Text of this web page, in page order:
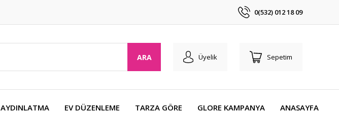
0(532) 012 18 09
ARA Üyelik Sepetim
AYDINLATMA EV DÜZENLEME TARZA GÖRE GLORE KAMPANYA ANASAYFA